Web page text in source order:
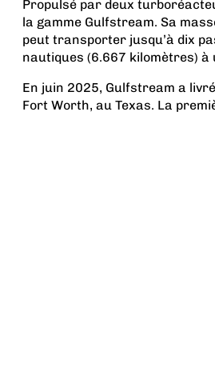
Propulsé par deux
la gamme Gulfstream. Sa
peut transporter jusqu’à dix
nautiques (6.667 kilomètres) à
En juin 2025, Gulfstream a
Fort Worth, au Texas. La